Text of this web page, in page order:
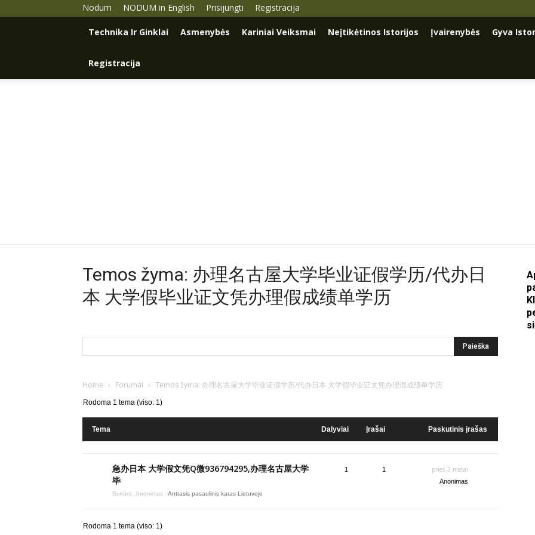
Nodum NODUM in English Prisijungti Registracija
Technika Ir Ginklai Asmenybės Kariniai Veiksmai Neįtikėtinos Istorijos Įvairenybės Gyva
Registracija
Temos žyma: 办理名古屋大学毕业证假学历/代办日
本 大学假毕业证文凭办理假成绩单学历
Home › Forumai › Temos žyma: 办理名古屋大学毕业证假学历/代办日本 大学假毕业证文凭办理假成绩单学历
Rodoma 1 tema (viso: 1)
Tema Dalyviai Įrašai Paskutinis įrašas
急办日本 大学假文凭Q微936794295,办理名古屋大学
毕
Sukūrė: Anonimas : Antrasis pasaulinis karas Lietuvoje
1 1 prieš 3 metai
Anonimas
Rodoma 1 tema (viso: 1)